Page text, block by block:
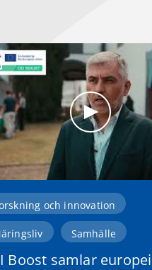
och innovation
Samhälle
Boost samlar